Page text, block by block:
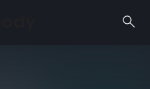
search